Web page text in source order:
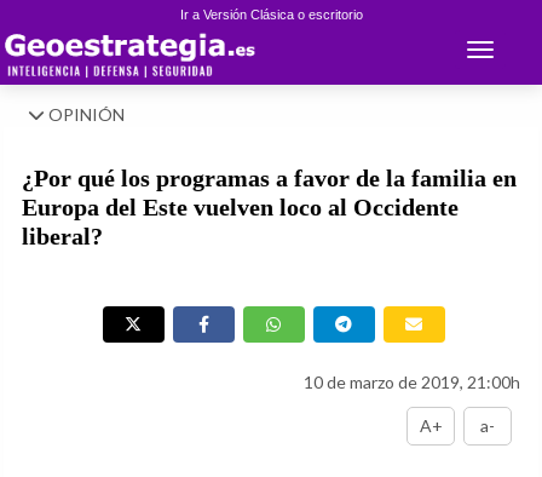
Ir a Versión Clásica o escritorio
Toggle
OPINIÓN
¿Por qué los programas a favor de la familia en
Europa del Este vuelven loco al Occidente
liberal?
10 de marzo de 2019, 21:00h
A+ a-